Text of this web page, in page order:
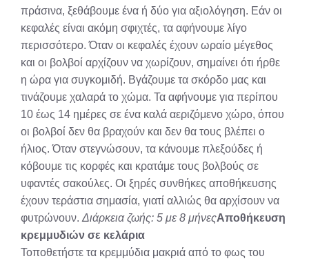
πράσινα, ξεθάβουμε ένα ή δύο για αξιολόγηση. Εάν οι
κεφαλές είναι ακόμη σφιχτές, τα αφήνουμε λίγο
περισσότερο. Όταν οι κεφαλές έχουν ωραίο μέγεθος
και οι βολβοί αρχίζουν να χωρίζουν, σημαίνει ότι ήρθε
η ώρα για συγκομιδή. Βγάζουμε τα σκόρδο μας και
τινάζουμε χαλαρά το χώμα. Τα αφήνουμε για περίπου
10 έως 14 ημέρες σε ένα καλά αεριζόμενο χώρο, όπου
οι βολβοί δεν θα βραχούν και δεν θα τους βλέπει ο
ήλιος. Όταν στεγνώσουν, τα κάνουμε πλεξούδες ή
κόβουμε τις κορφές και κρατάμε τους βολβούς σε
υφαντές σακούλες. Οι ξηρές συνθήκες αποθήκευσης
έχουν τεράστια σημασία, γιατί αλλιώς θα αρχίσουν να
φυτρώνουν. Διάρκεια ζωής: 5 με 8 μήνεςΑποθήκευση
κρεμμυδιών σε κελάρια
Τοποθετήστε τα κρεμμύδια μακριά από το φως του